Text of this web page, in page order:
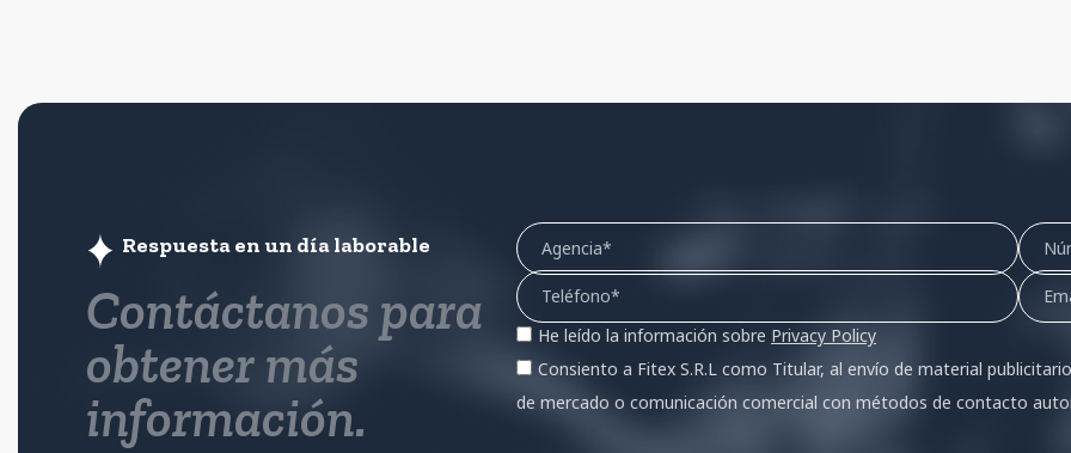
Respuesta en un día laborable
Contáctanos para
obtener más
información.
He leído la información sobre Privacy Policy
Consiento a Fitex S.R.L como Titular, al envío de material
de mercado o comunicación comercial con métodos de contacto